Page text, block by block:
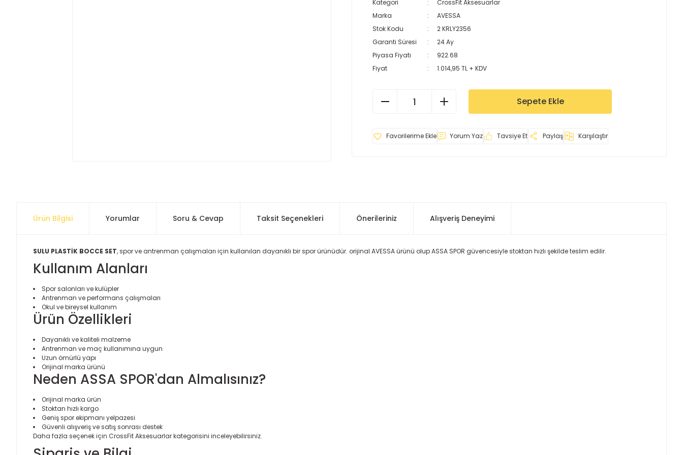
Kategori
CrossFit Aksesuarlar
Marka
AVESSA
Stok Kodu
2 KRLY2356
Garanti Süresi
24 Ay
Piyasa Fiyatı
922.68
Fiyat
1.014,95 TL + KDV
Sepete Ekle
Yorum Yaz Tavsiye Et Paylaş Karşılaştır
Ürün Bilgisi Yorumlar Soru & Cevap Taksit Seçenekleri Önerileriniz Alışveriş Deneyimi
SULU PLASTİK BOCCE SET, spor ve antrenman çalışmaları için kullanılan dayanıklı bir spor ürünüdür. orijinal AVESSA ürünü olup ASSA SPOR güvencesiyle stoktan hızlı şekilde teslim edilir.
Kullanım Alanları
Spor salonları ve kulüpler
Antrenman ve performans çalışmaları
Okul ve bireysel kullanım
Ürün Özellikleri
Dayanıklı ve kaliteli malzeme
Antrenman ve maç kullanımına uygun
Uzun ömürlü yapı
Orijinal marka ürünü
Neden ASSA SPOR'dan Almalısınız?
Orijinal marka ürün
Stoktan hızlı kargo
Geniş spor ekipmanı yelpazesi
Güvenli alışveriş ve satış sonrası destek
Daha fazla seçenek için CrossFit Aksesuarlarkategorisini inceleyebilirsiniz.